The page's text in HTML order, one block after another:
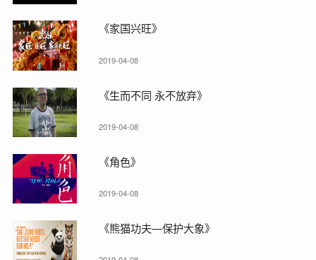
《家国兴旺》
2019-04-08
《生而不同 永不放弃》
2019-04-08
《角色》
2019-04-08
《熊猫功夫—保护大象》